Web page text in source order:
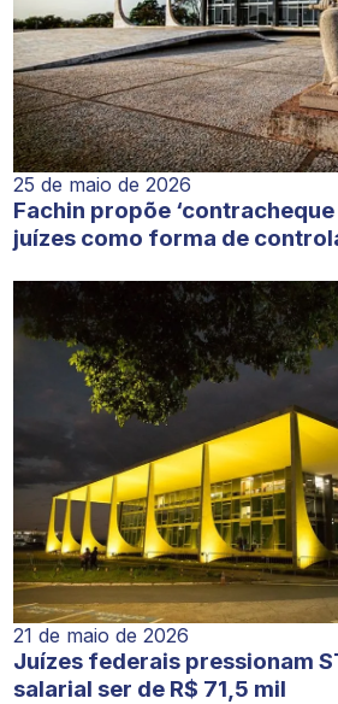
25 de maio de 2026
Fachin propõe ‘contracheque
juízes como forma de
21 de maio de 2026
Juízes federais pressionam
salarial ser de R$ 71,5 mil